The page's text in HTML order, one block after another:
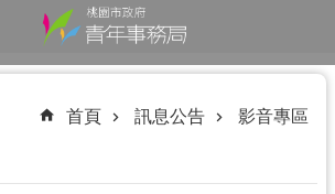
首頁 訊息公告 影音專區